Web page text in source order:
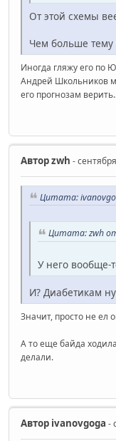
От этой схемы
Чем больше тему
Иногда гляжу его по
Андрей Школьников
его прогнозам
Авторzwh -
Цитата:
Цитата: zwh
У него вообще-
И? Диабетикам
Значит, просто не ел
А то еще байда
делали.
Автор ivanovgoga -